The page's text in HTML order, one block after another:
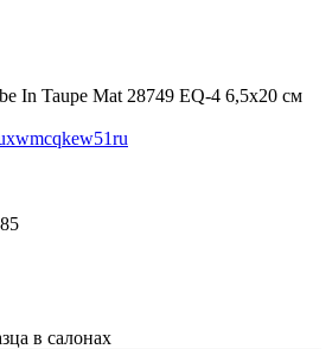
In Taupe Mat 28749 EQ-4 6,5х20 см
в салонах